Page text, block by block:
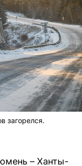
загорелся.
– Ханты-